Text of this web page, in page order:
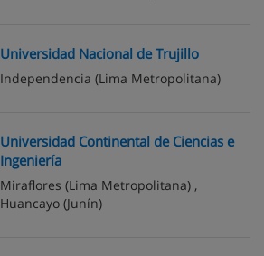
Universidad Nacional de Trujillo
Independencia (Lima Metropolitana)
Universidad Continental de Ciencias e
Ingeniería
Miraflores (Lima Metropolitana) ,
Huancayo (Junín)